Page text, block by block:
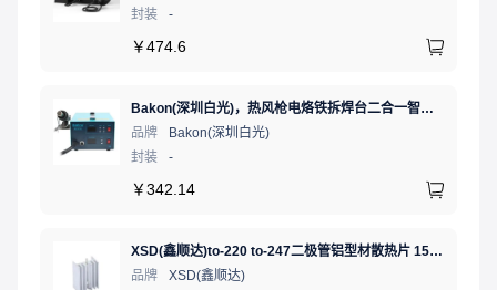
封装
-
￥474.6
Bakon(深圳白光)，热风枪电烙铁拆焊台二合一智能双数显可调恒温焊接台，BK701D
品牌
Bakon(深圳白光)
封装
-
￥342.14
XSD(鑫顺达)to-220 to-247二极管铝型材散热片 15.5*10.5*21 本色带针大功率电子散热器（可定制）
品牌
XSD(鑫顺达)